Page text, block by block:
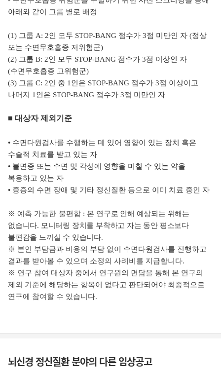
아래와 같이 그룹 별로 배정
(1) 그룹 A: 2인 모두 STOP-BANG 점수가 3점 미만인 자 (정상
또는 수면무호흡증 저위험군)
(2) 그룹 B: 2인 모두 STOP-BANG 점수가 3점 이상인 자
(수면무호흡증 고위험군)
(3) 그룹 C: 2인 중 1인은 STOP-BANG 점수가 3점 이상이고
나머지 1인은 STOP-BANG 점수가 3점 미만인 자
■ 대상자 제외기준
• 수면다원검사를 수행하는 데 있어 영향이 있는 장치 혹은
수술적 치료를 받고 있는 자
• 불면증 또는 수면 및 각성에 영향을 미칠 수 있는 약을
복용하고 있는 자
• 중증의 수면 장애 및 기타 정신질환 등으로 이미 치료 중인 자
※ 예측 가능한 불편함 : 본 연구로 인해 예상되는 위해는
없습니다. 모니터링 장치를 부착하고 자는 동안 평소보다
불편감을 느끼실 수 있습니다.
※ 본인 부담금과 비용의 부담 없이 수면다원검사를 진행하고
결과를 받아볼 수 있으며 소정의 사례비를 지급합니다.
※ 연구 참여 대상자 중에서 연구원의 면담을 통해 본 연구의
제외 기준에 해당하는 항목이 없다고 판단되어야 최종적으로
연구에 참여할 수 있습니다.
뇌신경 정신질환 분야의 다른 임상공고